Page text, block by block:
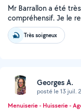
Mr Barrallon a été
compréhensif. Je le
Très soigneux
Georges A.
posté le 13 juil.
Menuiserie - Huisserie -